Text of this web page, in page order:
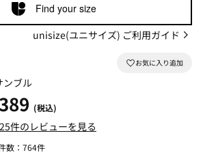
Find your size
unisize(ユニサイズ) ご利用ガイド
ンブル
(税込)
25件のレビューを見る
数： 764件